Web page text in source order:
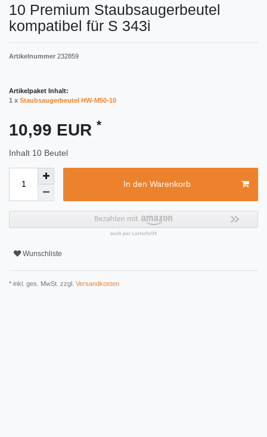
10 Premium Staubsaugerbeutel
kompatibel für S 343i
Artikelnummer 232859
Artikelpaket Inhalt:
1 x Staubsaugerbeutel HW-M50-10
10,99 EUR *
Inhalt 10 Beutel
In den Warenkorb
Wunschliste
* inkl. ges. MwSt. zzgl. Versandkosten